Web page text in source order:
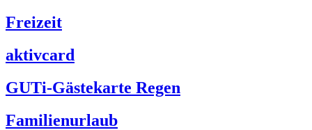
Freizeit
aktivcard
GUTi-Gästekarte Regen
Familienurlaub